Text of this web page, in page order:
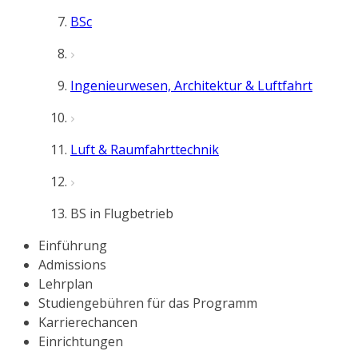
BSc
Ingenieurwesen, Architektur & Luftfahrt
Luft & Raumfahrttechnik
BS in Flugbetrieb
Einführung
Admissions
Lehrplan
Studiengebühren für das Programm
Karrierechancen
Einrichtungen